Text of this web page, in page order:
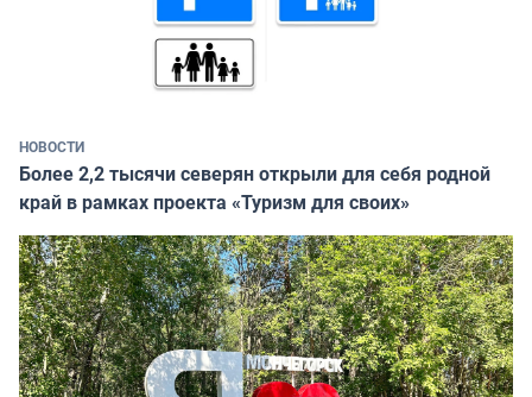
НОВОСТИ
Более 2,2 тысячи северян открыли для себя родной
край в рамках проекта «Туризм для своих»